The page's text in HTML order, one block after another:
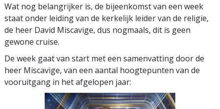
Wat nog belangrijker is, de bijeenkomst van een week
staat onder leiding van de kerkelijk leider van de religie,
de heer David Miscavige, dus nogmaals, dit is geen
gewone cruise.
De week gaat van start met een samenvatting door de
heer Miscavige, van een aantal hoogtepunten van de
vooruitgang in het afgelopen jaar: